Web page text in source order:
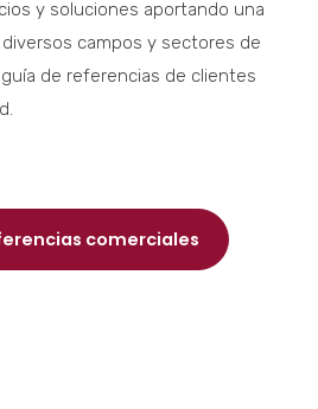
y soluciones aportando una
campos y sectores de
de referencias de clientes
comerciales